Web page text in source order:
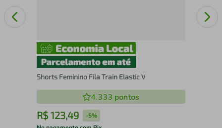
Shorts Feminino Fila Train Elastic V
4.333 pontos
R$ 123,49 -5%